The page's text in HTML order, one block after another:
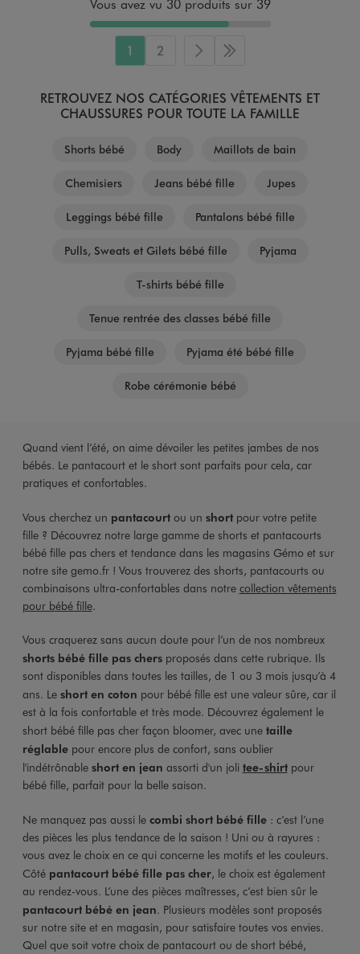
Vous avez vu 30 produits sur 39
1 2 Page suivante
Dernière page
RETROUVEZ NOS CATÉGORIES VÊTEMENTS ET
CHAUSSURES POUR TOUTE LA FAMILLE
Shorts bébé Body Maillots de bain
Chemisiers Jeans bébé fille Jupes
Leggings bébé fille Pantalons bébé fille
Pulls, Sweats et Gilets bébé fille Pyjama
T-shirts bébé fille
Tenue rentrée des classes bébé fille
Pyjama bébé fille Pyjama été bébé fille
Robe cérémonie bébé
Quand vient l’été, on aime dévoiler les petites jambes de nos
bébés. Le pantacourt et le short sont parfaits pour cela, car
pratiques et confortables.
Vous cherchez un pantacourtou un shortpour votre petite
fille ? Découvrez notre large gamme de shorts et pantacourts
bébé fille pas chers et tendance dans les magasins Gémo et sur
notre site gemo.fr ! Vous trouverez des shorts, pantacourts ou
combinaisons ultra-confortables dans notre collection vêtements
pour bébé fille.
Vous craquerez sans aucun doute pour l’un de nos nombreux
shorts bébé fille pas chersproposés dans cette rubrique. Ils
sont disponibles dans toutes les tailles, de 1 ou 3 mois jusqu’à 4
ans. Le short en coton pour bébé fille est une valeur sûre, car il
est à la fois confortable et très mode. Découvrez également le
short bébé fille pas cher façon bloomer, avec une taille
réglablepour encore plus de confort, sans oublier
l'indétrônable short en jean assorti d'un joli tee-shirtpour
bébé fille, parfait pour la belle saison.
Ne manquez pas aussi le combi short bébé fille: c’est l’une
des pièces les plus tendance de la saison ! Uni ou à rayures :
vous avez le choix en ce qui concerne les motifs et les couleurs.
Côté pantacourt bébé fille pas cher, le choix est également
au rendez-vous. L’une des pièces maîtresses, c’est bien sûr le
pantacourt bébé en jean. Plusieurs modèles sont proposés
sur notre site et en magasin, pour satisfaire toutes vos envies.
Quel que soit votre choix de pantacourt ou de short bébé,